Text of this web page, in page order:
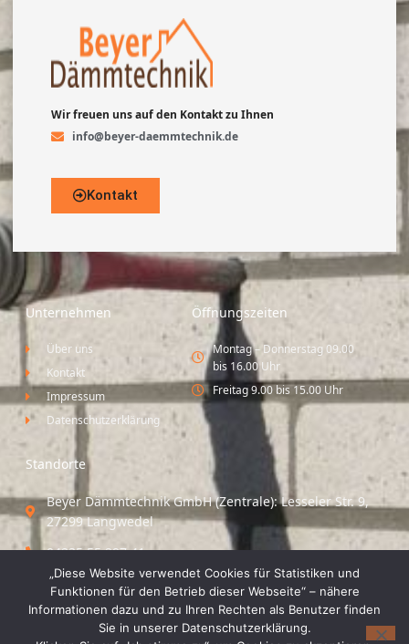
Wir freuen uns auf den Kontakt zu Ihnen
info@beyer-daemmtechnik.de
Kontakt
Unternehmen
Über uns
Kontakt
Impressum
Datenschutzerklärung
Öffnungszeiten
Montag – Donnerstag 09.00
bis 16.00 Uhr
Freitag 9.00 bis 15.00 Uhr
Standorte
Beyer Dämmtechnik GmbH (Zentrale): Lesseler Str. 9,
27299 Langwedel
04235 55 297 41
Standort Vechta / Minden: Osloer Straße 21 49377
Vechta
04441 8 89 93 40
„Diese Website verwendet Cookies für Statistiken und
Funktionen für den Betrieb dieser Webseite“ – nähere
Informationen dazu und zu Ihren Rechten als Benutzer finden
Sie in unserer Datenschutzerklärung.